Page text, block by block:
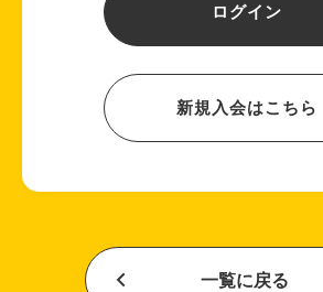
ログイン
新規入会はこちら
一覧に戻る